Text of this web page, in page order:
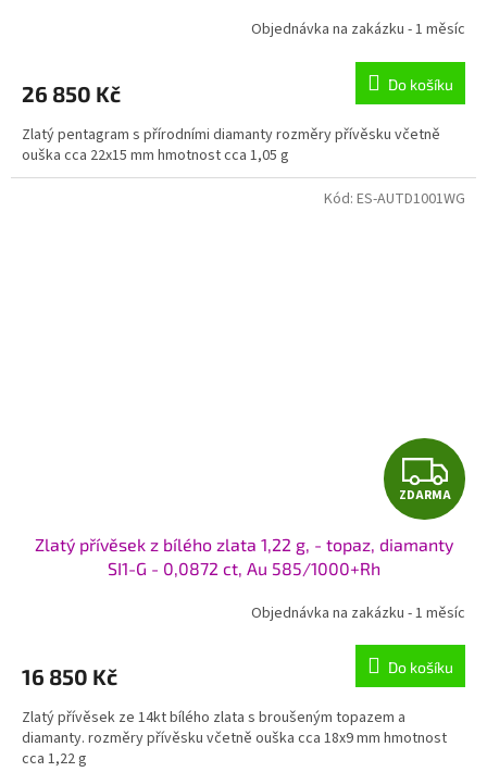
R
M
A
Objednávka na zakázku - 1 měsíc
26 850 Kč Do košíku
Zlatý pentagram s přírodními diamanty rozměry přívěsku včetně
ouška cca 22x15 mm hmotnost cca 1,05 g
Z
D
A
R
M
A
ZDARMA
Zlatý přívěsek z bílého zlata 1,22 g, - topaz, diamanty
SI1-G - 0,0872 ct, Au 585/1000+Rh
Objednávka na zakázku - 1 měsíc
16 850 Kč Do košíku
Zlatý přívěsek ze 14kt bílého zlata s broušeným topazem a
diamanty. rozměry přívěsku včetně ouška cca 18x9 mm hmotnost
cca 1,22 g
Kód: ES-AUTD1001WG